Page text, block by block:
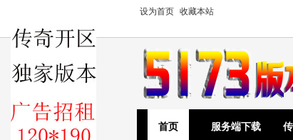
设为首页 收藏本站
首页 服务端下载